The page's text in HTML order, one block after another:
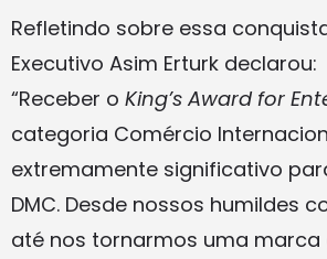
Refletindo sobre essa
Executivo Asim Erturk declarou:
“Receber o King’s Award for
categoria Comércio
extremamente significativo
DMC. Desde nossos humildes
até nos tornarmos uma marca